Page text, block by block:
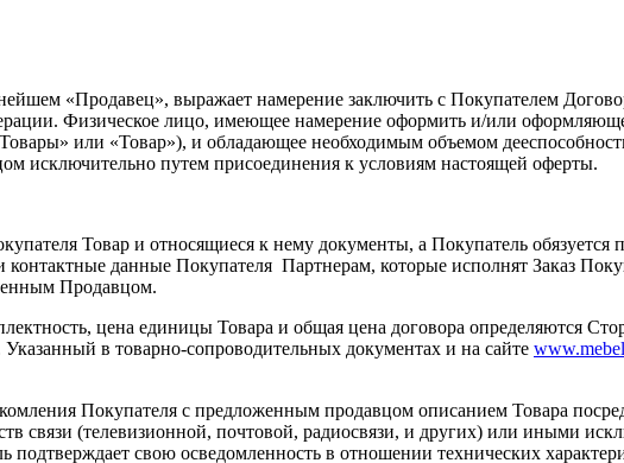
«Продавец», выражает намерение заключить с Покупателем
Физическое лицо, имеющее намерение оформить и/или
или «Товар»), и обладающее необходимым объемом
исключительно путем присоединения к условиям настоящей оферты.
Товар и относящиеся к нему документы, а Покупатель
контактные данные Покупателя Партнерам, которые исполнят Заказ
Продавцом.
цена единицы Товара и общая цена договора определяются
в товарно-сопроводительных документах и на сайте
Покупателя с предложенным продавцом описанием Товара
связи (телевизионной, почтовой, радиосвязи, и других) или иными
подтверждает свою осведомленность в отношении технических